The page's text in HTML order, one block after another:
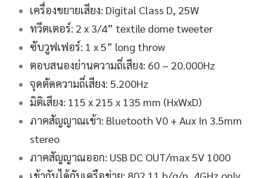
เครื่องขยายเสียง: Digital Class D, 25W
ทวีตเตอร์: 2 x 3/4” textile dome tweeter
ซับวูฟเฟอร์: 1 x 5” long throw
ตอบสนองย่านความถี่เสียง: 60 – 20.000Hz
จุดตัดความถี่เสียง: 5.200Hz
มิติเสียง: 115 x 215 x 135 mm (HxWxD)
ภาคสัญญาณเข้า: Bluetooth V0 + Aux In 3.5mm
stereo
ภาคสัญญาณออก: USB DC OUT/max 5V 1000